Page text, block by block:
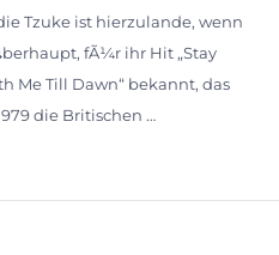
Tzuke ist hierzulande, wenn
fÃ¼r ihr Hit „Stay
Me Till Dawn“ bekannt, das
die Britischen …